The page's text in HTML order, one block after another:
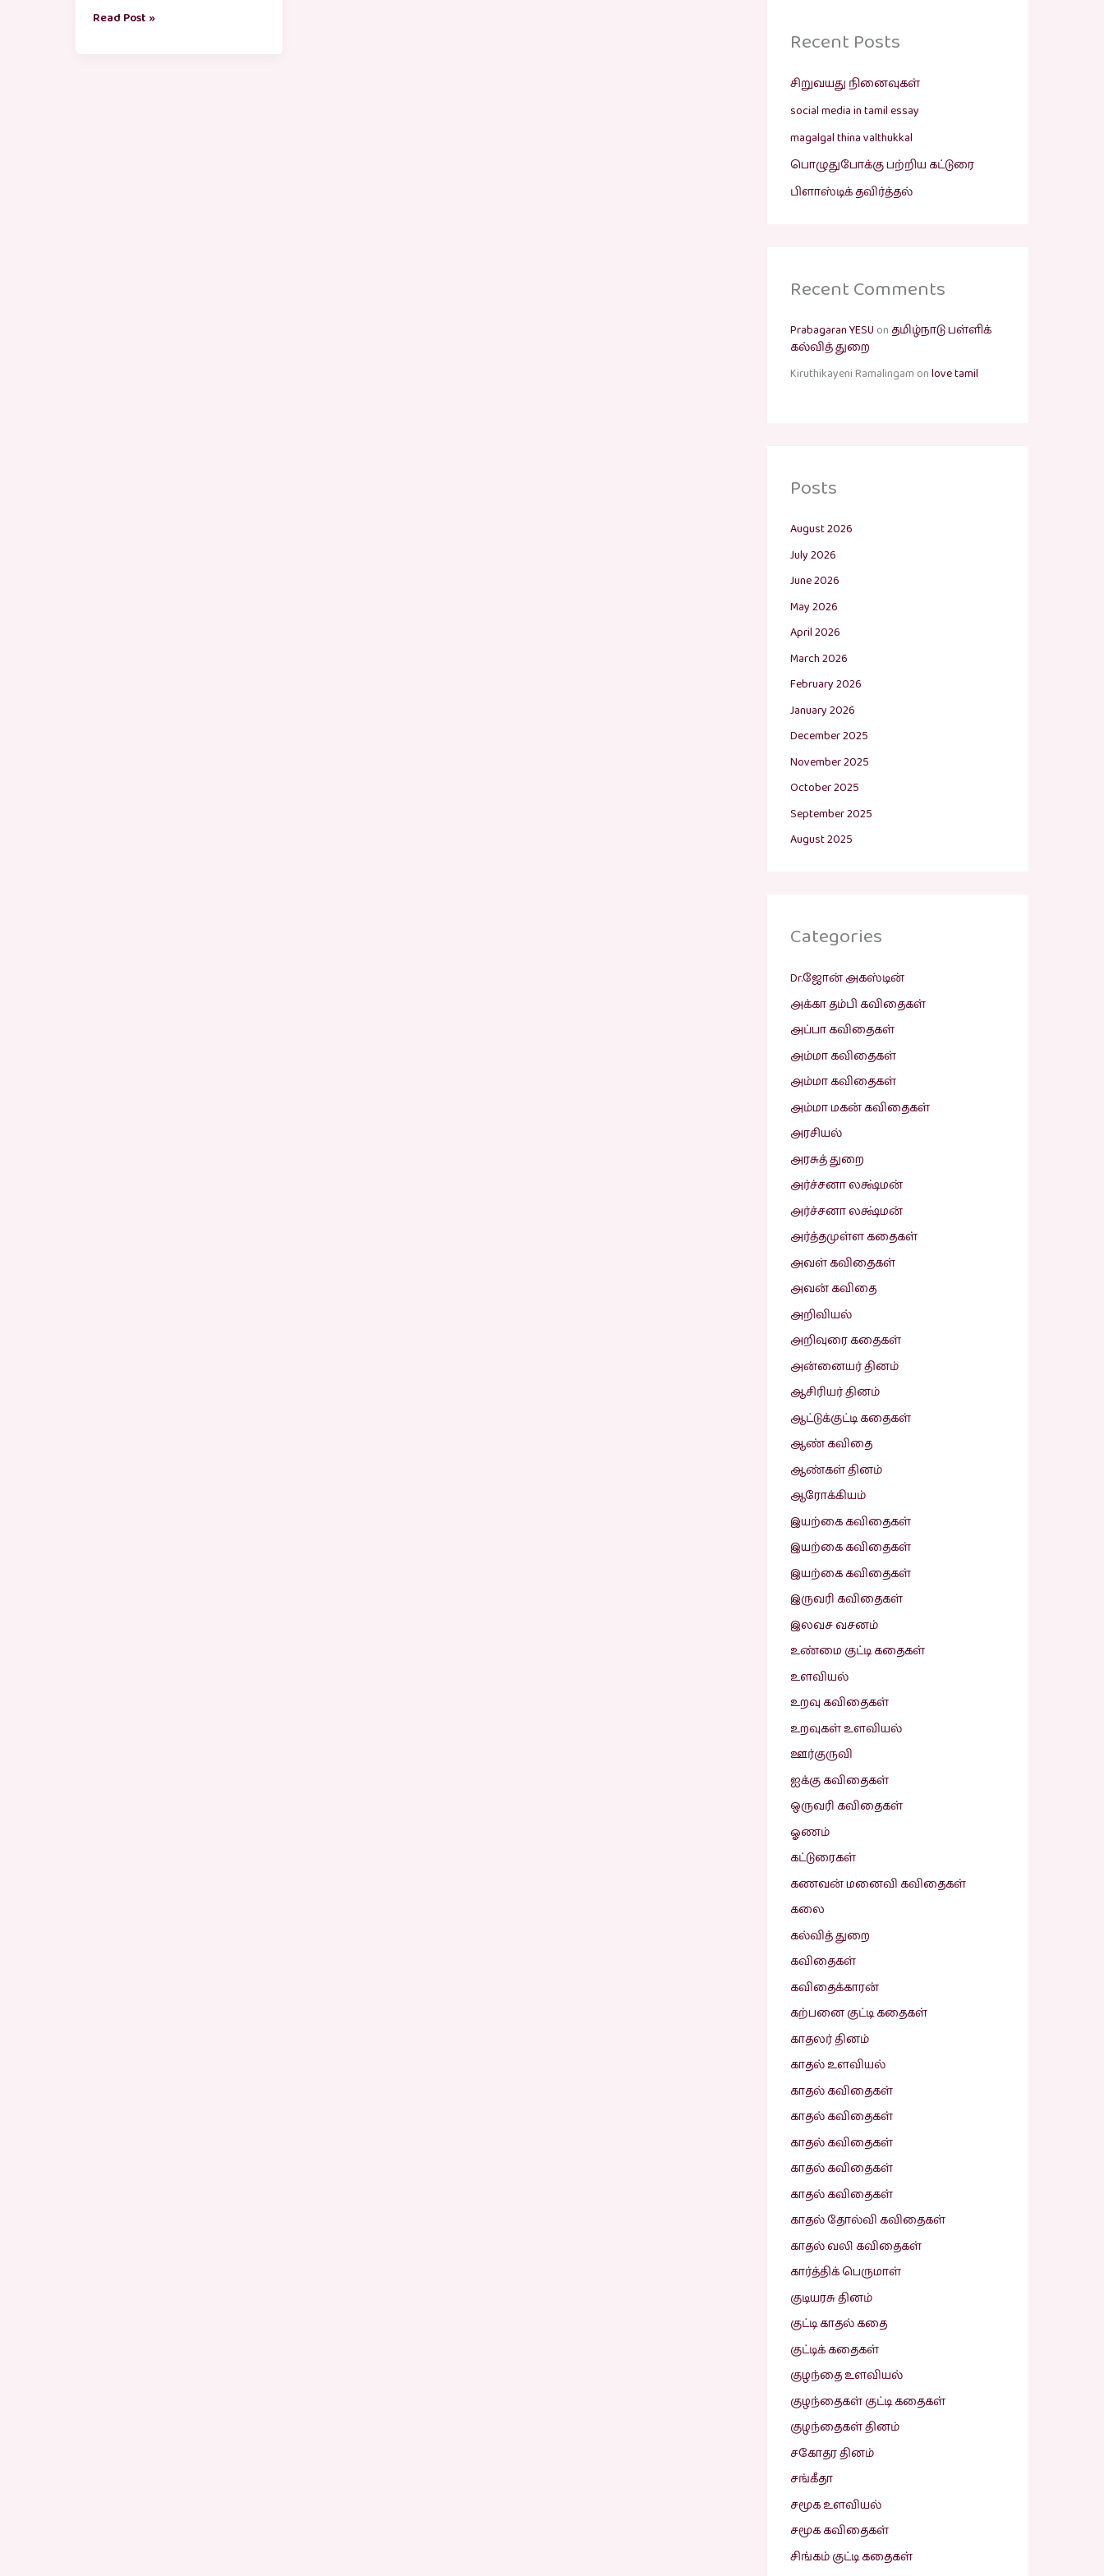
Read Post »
Recent Posts
சிறுவயது நினைவுகள்
social media in tamil essay
magalgal thina valthukkal
பொழுதுபோக்கு பற்றிய கட்டுரை
பிளாஸ்டிக் தவிர்த்தல்
Recent Comments
Prabagaran YESU onதமிழ்நாடு பள்ளிக்
கல்வித் துறை
Kiruthikayeni Ramalingam onlove tamil
Posts
August 2026
July 2026
June 2026
May 2026
April 2026
March 2026
February 2026
January 2026
December 2025
November 2025
October 2025
September 2025
August 2025
Categories
Dr.ஜோன் அகஸ்டின்
அக்கா தம்பி கவிதைகள்
அப்பா கவிதைகள்
அம்மா கவிதைகள்
அம்மா கவிதைகள்
அம்மா மகன் கவிதைகள்
அரசியல்
அரசுத் துறை
அர்ச்சனா லக்ஷ்மன்
அர்ச்சனா லக்ஷ்மன்
அர்த்தமுள்ள கதைகள்
அவள் கவிதைகள்
அவன் கவிதை
அறிவியல்
அறிவுரை கதைகள்
அன்னையர் தினம்
ஆசிரியர் தினம்
ஆட்டுக்குட்டி கதைகள்
ஆண் கவிதை
ஆண்கள் தினம்
ஆரோக்கியம்
இயற்கை கவிதைகள்
இயற்கை கவிதைகள்
இயற்கை கவிதைகள்
இருவரி கவிதைகள்
இலவச வசனம்
உண்மை குட்டி கதைகள்
உளவியல்
உறவு கவிதைகள்
உறவுகள் உளவியல்
ஊர்குருவி
ஐக்கு கவிதைகள்
ஒருவரி கவிதைகள்
ஓணம்
கட்டுரைகள்
கணவன் மனைவி கவிதைகள்
கலை
கல்வித் துறை
கவிதைகள்
கவிதைக்காரன்
கற்பனை குட்டி கதைகள்
காதலர் தினம்
காதல் உளவியல்
காதல் கவிதைகள்
காதல் கவிதைகள்
காதல் கவிதைகள்
காதல் கவிதைகள்
காதல் கவிதைகள்
காதல் தோல்வி கவிதைகள்
காதல் வலி கவிதைகள்
கார்த்திக் பெருமாள்
குடியரசு தினம்
குட்டி காதல் கதை
குட்டிக் கதைகள்
குழந்தை உளவியல்
குழந்தைகள் குட்டி கதைகள்
குழந்தைகள் தினம்
சகோதர தினம்
சங்கீதா
சமூக உளவியல்
சமூக கவிதைகள்
சிங்கம் குட்டி கதைகள்